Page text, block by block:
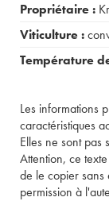
Propriétaire :
Viticulture :
Température
Les informations
caractéristiques
Elles ne sont pas
Attention, ce
de le copier
permission à